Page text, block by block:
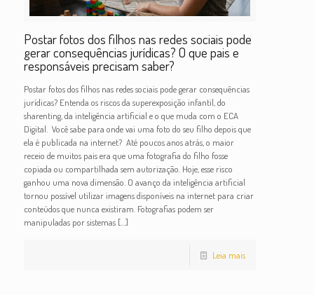
Postar fotos dos filhos nas redes sociais pode
gerar consequências jurídicas? O que pais e
responsáveis precisam saber?
Postar fotos dos filhos nas redes sociais pode gerar consequências
jurídicas? Entenda os riscos da superexposição infantil, do
sharenting, da inteligência artificial e o que muda com o ECA
Digital. Você sabe para onde vai uma foto do seu filho depois que
ela é publicada na internet? Até poucos anos atrás, o maior
receio de muitos pais era que uma fotografia do filho fosse
copiada ou compartilhada sem autorização. Hoje, esse risco
ganhou uma nova dimensão. O avanço da inteligência artificial
tornou possível utilizar imagens disponíveis na internet para criar
conteúdos que nunca existiram. Fotografias podem ser
manipuladas por sistemas[…]
Leia mais